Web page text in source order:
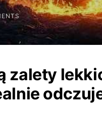
zalety